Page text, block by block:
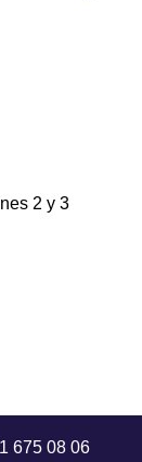
2 y 3
675 08 06